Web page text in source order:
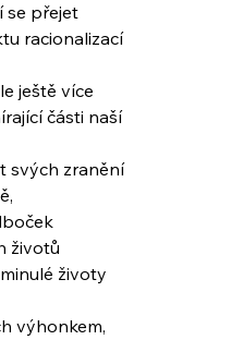
se přejet
racionalizací
ještě více
části naší
svých zranění
životů
životy
výhonkem,